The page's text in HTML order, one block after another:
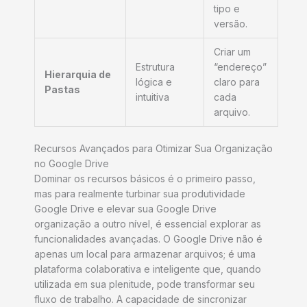
tipo e
versão.
Hierarquia de
Pastas
Estrutura
lógica e
intuitiva
Criar um
“endereço”
claro para
cada
arquivo.
Recursos Avançados para Otimizar Sua Organização
no Google Drive
Dominar os recursos básicos é o primeiro passo,
mas para realmente turbinar sua produtividade
Google Drive e elevar sua Google Drive
organização a outro nível, é essencial explorar as
funcionalidades avançadas. O Google Drive não é
apenas um local para armazenar arquivos; é uma
plataforma colaborativa e inteligente que, quando
utilizada em sua plenitude, pode transformar seu
fluxo de trabalho. A capacidade de sincronizar